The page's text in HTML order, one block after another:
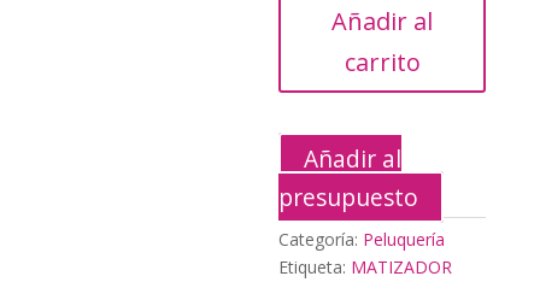
COLOURAñadir al
carrito
Añadir al
presupuesto
Categoría: Peluquería
Etiqueta: MATIZADOR